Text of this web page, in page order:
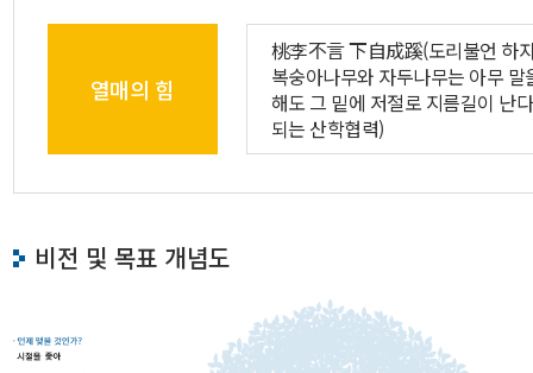
열매의 힘
桃李不言 下自成蹊(도리불언 하
복숭아나무와 자두나무는 아무 말
해도 그 밑에 저절로 지름길이 난
되는 산학협력)
비전 및 목표 개념도